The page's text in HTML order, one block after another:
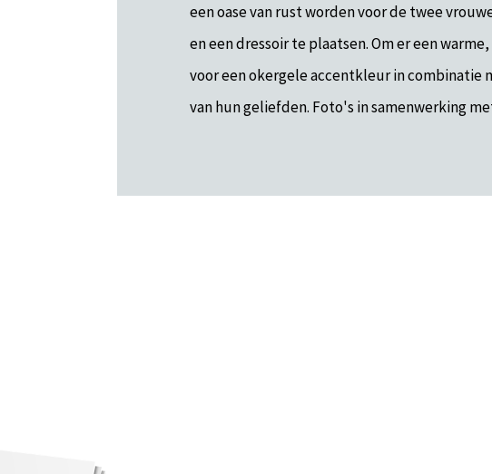
een oase van rust worden voor de twee
en een dressoir te plaatsen. Om er een
voor een okergele accentkleur in
van hun geliefden. Foto's in samenwerking